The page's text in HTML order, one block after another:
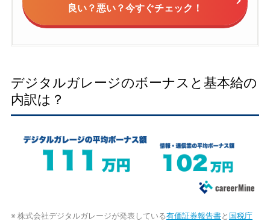
良い？悪い？今すぐチェック！
デジタルガレージのボーナスと基本給の
内訳は？
※ 株式会社デジタルガレージが発表している有価証券報告書と 国税庁